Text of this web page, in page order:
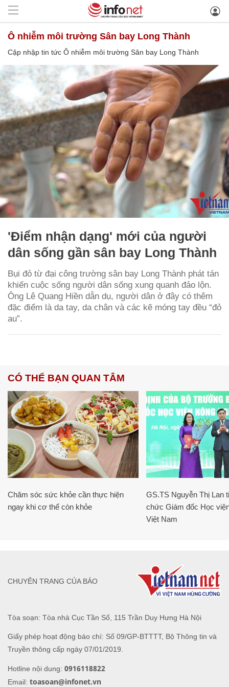
Ô nhiễm môi trường Sân bay Long Thành
Cập nhập tin tức Ô nhiễm môi trường Sân bay Long Thành
'Điểm nhận dạng' mới của người
dân sống gần sân bay Long Thành
Bụi đỏ từ đại công trường sân bay Long Thành phát tán
khiến cuộc sống người dân sống xung quanh đảo lộn.
Ông Lê Quang Hiền dẫn dụ, người dân ở đây có thêm
đặc điểm là da tay, da chân và các kẽ móng tay đều “đỏ
au”.
CÓ THỂ BẠN QUAN TÂM
Chăm sóc sức khỏe cần thực hiện
ngay khi cơ thể còn khỏe
GS.TS Nguyễn Thị Lan
chức Giám đốc Học
Việt Nam
Tòa soạn: Tòa nhà Cục Tần Số, 115 Trần Duy Hưng Hà Nội
Giấy phép hoạt động báo chí: Số 09/GP-BTTTT, Bộ Thông tin và
Truyền thông cấp ngày 07/01/2019.
Hotline nội dung: 0916118822
Email: toasoan@infonet.vn
CHUYÊN TRANG CỦA BÁO